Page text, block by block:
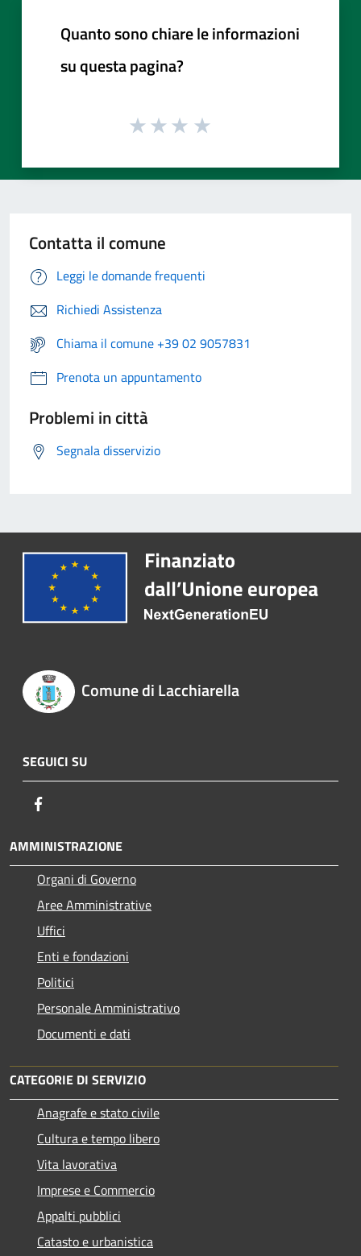
Quanto sono chiare le informazioni
su questa pagina?
Contatta il comune
Leggi le domande frequenti
Richiedi Assistenza
Chiama il comune +39 02 9057831
Prenota un appuntamento
Problemi in città
Segnala disservizio
Comune di Lacchiarella
SEGUICI SU
AMMINISTRAZIONE
Organi di Governo
Aree Amministrative
Uffici
Enti e fondazioni
Politici
Personale Amministrativo
Documenti e dati
CATEGORIE DI SERVIZIO
Anagrafe e stato civile
Cultura e tempo libero
Vita lavorativa
Imprese e Commercio
Appalti pubblici
Catasto e urbanistica